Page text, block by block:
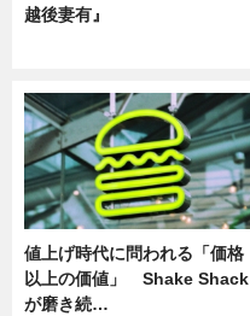
越後妻有』
値上げ時代に問われる「価格
以上の価値」 Shake Shack
が磨き続…